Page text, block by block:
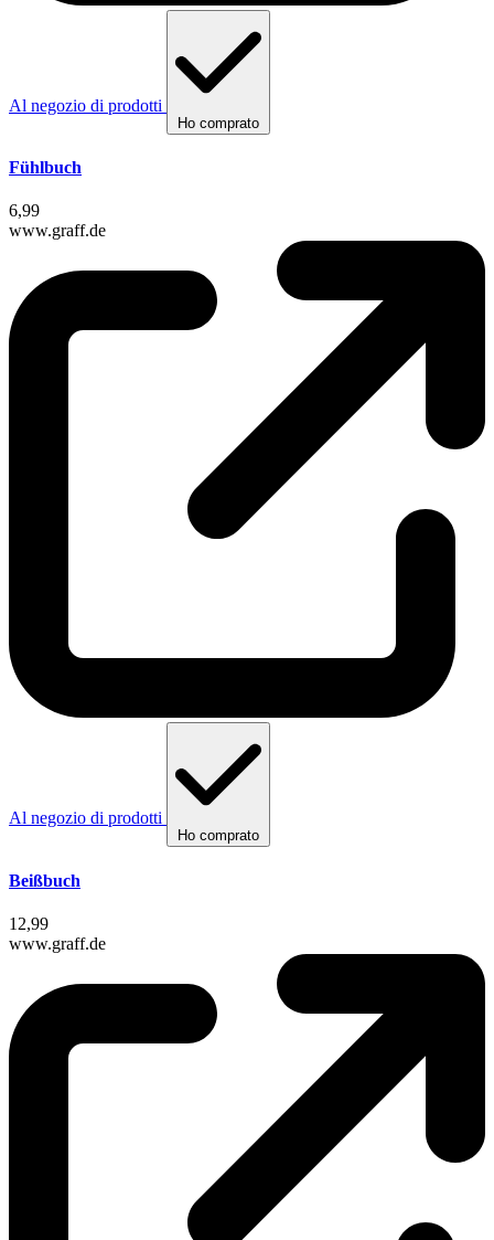
Al negozio di prodotti
Ho comprato
Fühlbuch
6,99
www.graff.de
Al negozio di prodotti
Ho comprato
Beißbuch
12,99
www.graff.de